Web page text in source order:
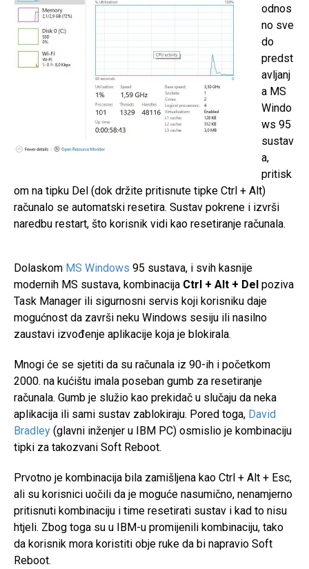
odnos
no sve
do
predst
avljanj
a MS
Windo
ws 95
sustav
a,
pritisk
om na tipku Del (dok držite pritisnute tipke Ctrl + Alt)
računalo se automatski resetira. Sustav pokrene i izvrši
naredbu restart, što korisnik vidi kao resetiranje računala.
Dolaskom MS Windows 95 sustava, i svih kasnije
modernih MS sustava, kombinacija Ctrl + Alt + Del poziva
Task Manager ili sigurnosni servis koji korisniku daje
mogućnost da završi neku Windows sesiju ili nasilno
zaustavi izvođenje aplikacije koja je blokirala.
Mnogi će se sjetiti da su računala iz 90-ih i početkom
2000. na kućištu imala poseban gumb za resetiranje
računala. Gumb je služio kao prekidač u slučaju da neka
aplikacija ili sami sustav zablokiraju. Pored toga, David
Bradley (glavni inženjer u IBM PC) osmislio je kombinaciju
tipki za takozvani Soft Reboot.
Prvotno je kombinacija bila zamišljena kao Ctrl + Alt + Esc,
ali su korisnici uočili da je moguće nasumično, nenamjerno
pritisnuti kombinaciju i time resetirati sustav i kad to nisu
htjeli. Zbog toga su u IBM-u promijenili kombinaciju, tako
da korisnik mora koristiti obje ruke da bi napravio Soft
Reboot.